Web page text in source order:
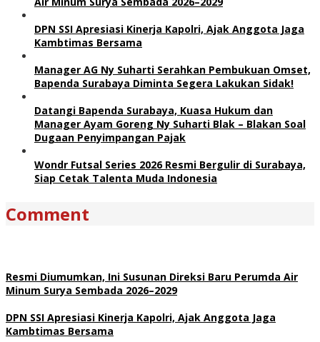
DPN SSI Apresiasi Kinerja Kapolri, Ajak Anggota Jaga
Kambtimas Bersama
Manager AG Ny Suharti Serahkan Pembukuan Omset,
Bapenda Surabaya Diminta Segera Lakukan Sidak!
Datangi Bapenda Surabaya, Kuasa Hukum dan
Manager Ayam Goreng Ny Suharti Blak – Blakan Soal
Dugaan Penyimpangan Pajak
Wondr Futsal Series 2026 Resmi Bergulir di Surabaya,
Siap Cetak Talenta Muda Indonesia
Comment
Resmi Diumumkan, Ini Susunan Direksi Baru Perumda Air
Minum Surya Sembada 2026–2029
DPN SSI Apresiasi Kinerja Kapolri, Ajak Anggota Jaga
Kambtimas Bersama